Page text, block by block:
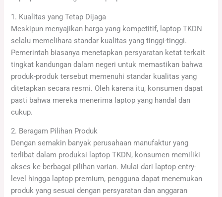
1. Kualitas yang Tetap Dijaga
Meskipun menyajikan harga yang kompetitif, laptop TKDN
selalu memelihara standar kualitas yang tinggi-tinggi.
Pemerintah biasanya menetapkan persyaratan ketat terkait
tingkat kandungan dalam negeri untuk memastikan bahwa
produk-produk tersebut memenuhi standar kualitas yang
ditetapkan secara resmi. Oleh karena itu, konsumen dapat
pasti bahwa mereka menerima laptop yang handal dan
cukup.
2. Beragam Pilihan Produk
Dengan semakin banyak perusahaan manufaktur yang
terlibat dalam produksi laptop TKDN, konsumen memiliki
akses ke berbagai pilihan varian. Mulai dari laptop entry-
level hingga laptop premium, pengguna dapat menemukan
produk yang sesuai dengan persyaratan dan anggaran